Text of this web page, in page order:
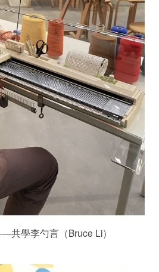
學李勺言（Bruce Li）